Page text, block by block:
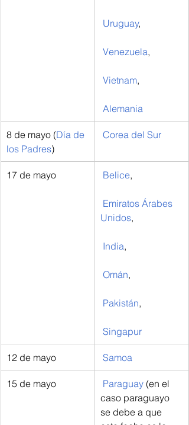
Uruguay,
Venezuela,
Vietnam,
Alemania
8 de mayo (Día de
los Padres)
Corea del Sur
17 de mayo Belice,
Emiratos Árabes
Unidos,
India,
Omán,
Pakistán,
Singapur
12 de mayo Samoa
15 de mayo Paraguay (en el
caso paraguayo
se debe a que